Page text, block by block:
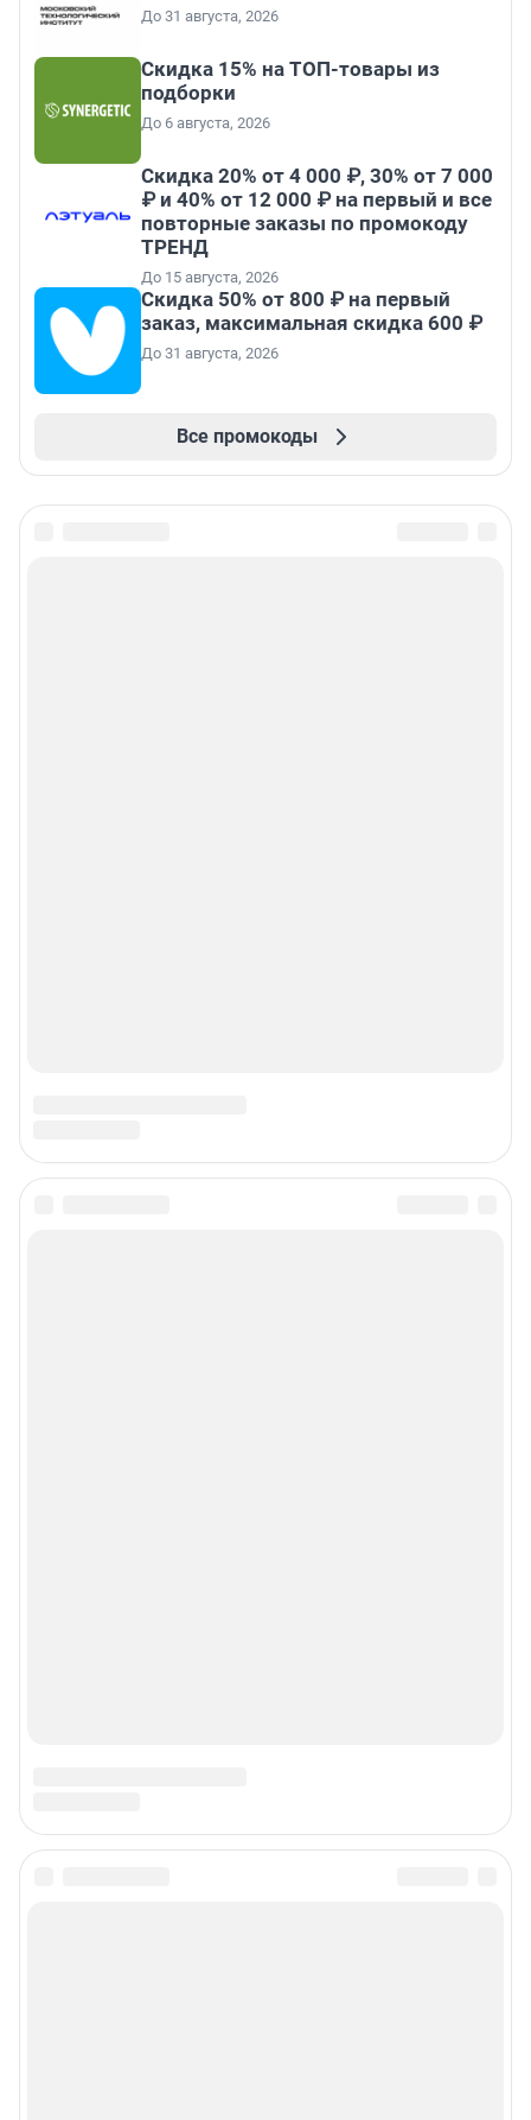
До 31 августа, 2026
Скидка 15% на ТОП-товары из
подборки
До 6 августа, 2026
Скидка 20% от 4 000 ₽, 30% от 7 000
₽ и 40% от 12 000 ₽ на первый и все
повторные заказы по промокоду
ТРЕНД
До 15 августа, 2026
Скидка 50% от 800 ₽ на первый
заказ, максимальная скидка 600 ₽
До 31 августа, 2026
Все промокоды